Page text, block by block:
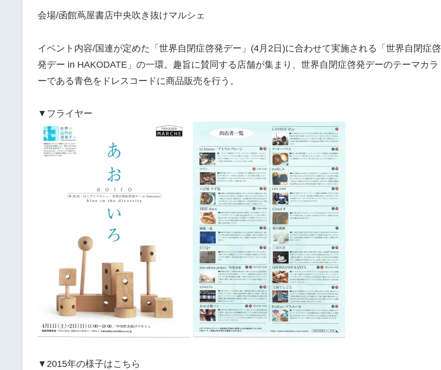
会場/函館蔦屋書店中央吹き抜けマルシェ
イベント内容/国連が定めた「世界自閉症啓発デー」(4月2日)に合わせて実施される「世界自閉症啓
発デー in HAKODATE」の一環。趣旨に賛同する店舗が集まり、世界自閉症啓発デーのテーマカラ
ーである青色をドレスコードに商品販売を行う。
▼フライヤー
▼2015年の様子はこちら